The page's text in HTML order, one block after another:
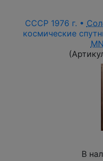
СССР 1976 г. •
космические
В